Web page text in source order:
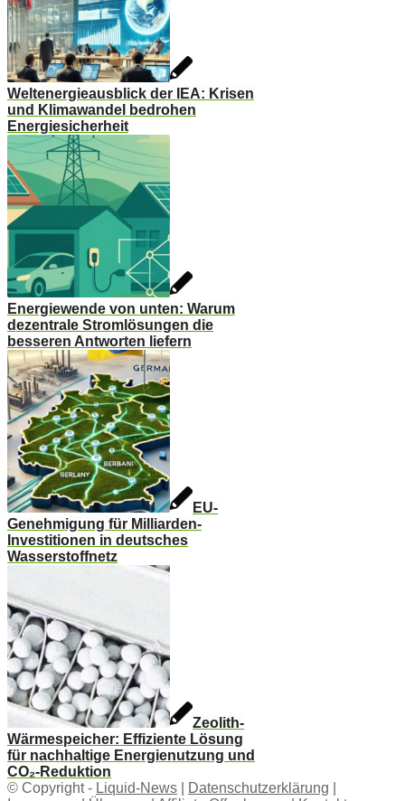
Weltenergieausblick der IEA: Krisen
und Klimawandel bedrohen
Energiesicherheit
Energiewende von unten: Warum
dezentrale Stromlösungen die
besseren Antworten liefern
EU-
Genehmigung für Milliarden-
Investitionen in deutsches
Wasserstoffnetz
Zeolith-
Wärmespeicher: Effiziente Lösung
für nachhaltige Energienutzung und
CO₂-Reduktion
© Copyright - Liquid-News Datenschutzerklärung